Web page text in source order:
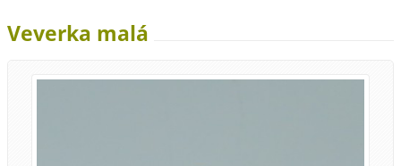
Veverka malá